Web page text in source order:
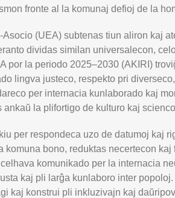
fronte al la komunaj defioj de la
(UEA) subtenas tiun aliron kaj
dividas similan universalecon,
por la periodo 2025–2030 (AKIRI)
lingva justeco, respekto pri
per internacia kunlaborado kaj
ankaŭ la plifortigo de kulturo kaj
per respondeca uzo de datumoj kaj
komuna bono, reduktas necertecon
komunikado per la internacia
kaj pli larĝa kunlaboro inter
kaj konstrui pli inkluzivajn kaj